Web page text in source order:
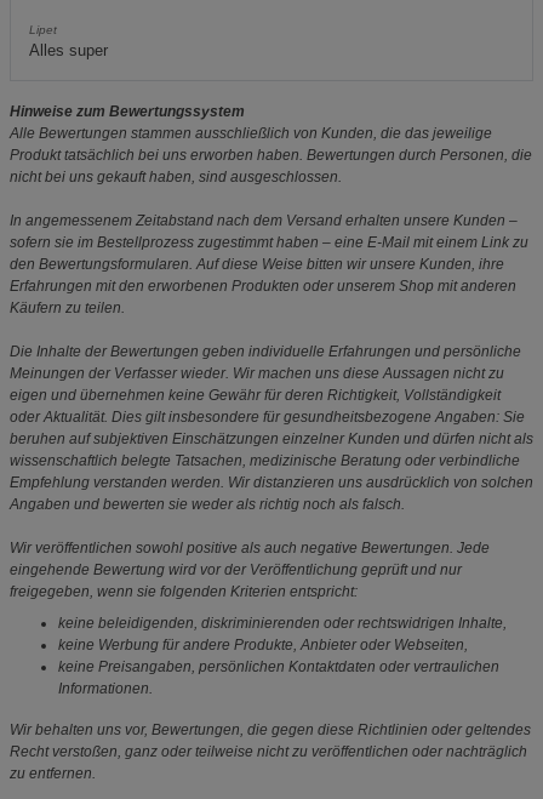
Lipet
Alles super
Hinweise zum Bewertungssystem
Alle Bewertungen stammen ausschließlich von Kunden, die das jeweilige
Produkt tatsächlich bei uns erworben haben. Bewertungen durch Personen, die
nicht bei uns gekauft haben, sind ausgeschlossen.
In angemessenem Zeitabstand nach dem Versand erhalten unsere Kunden –
sofern sie im Bestellprozess zugestimmt haben – eine E-Mail mit einem Link zu
den Bewertungsformularen. Auf diese Weise bitten wir unsere Kunden, ihre
Erfahrungen mit den erworbenen Produkten oder unserem Shop mit anderen
Käufern zu teilen.
Die Inhalte der Bewertungen geben individuelle Erfahrungen und persönliche
Meinungen der Verfasser wieder. Wir machen uns diese Aussagen nicht zu
eigen und übernehmen keine Gewähr für deren Richtigkeit, Vollständigkeit
oder Aktualität. Dies gilt insbesondere für gesundheitsbezogene Angaben: Sie
beruhen auf subjektiven Einschätzungen einzelner Kunden und dürfen nicht als
wissenschaftlich belegte Tatsachen, medizinische Beratung oder verbindliche
Empfehlung verstanden werden. Wir distanzieren uns ausdrücklich von solchen
Angaben und bewerten sie weder als richtig noch als falsch.
Wir veröffentlichen sowohl positive als auch negative Bewertungen. Jede
eingehende Bewertung wird vor der Veröffentlichung geprüft und nur
freigegeben, wenn sie folgenden Kriterien entspricht:
keine beleidigenden, diskriminierenden oder rechtswidrigen Inhalte,
keine Werbung für andere Produkte, Anbieter oder Webseiten,
keine Preisangaben, persönlichen Kontaktdaten oder vertraulichen
Informationen.
Wir behalten uns vor, Bewertungen, die gegen diese Richtlinien oder geltendes
Recht verstoßen, ganz oder teilweise nicht zu veröffentlichen oder nachträglich
zu entfernen.